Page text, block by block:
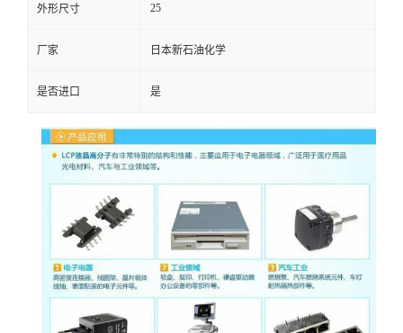
外形尺寸 25
厂家 日本新石油化学
是否进口 是